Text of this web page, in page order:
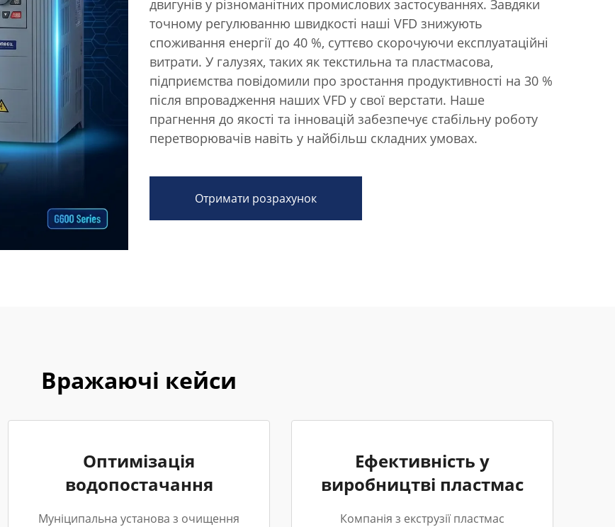
двигунів у різноманітних промислових застосуваннях. Завдяки
точному регулюванню швидкості наші VFD знижують
споживання енергії до 40 %, суттєво скорочуючи експлуатаційні
витрати. У галузях, таких як текстильна та пластмасова,
підприємства повідомили про зростання продуктивності на 30 %
після впровадження наших VFD у свої верстати. Наше
прагнення до якості та інновацій забезпечує стабільну роботу
перетворювачів навіть у найбільш складних умовах.
Отримати розрахунок
Вражаючі кейси
Оптимізація
водопостачання
Муніципальна установа з очищення
Ефективність у
виробництві пластмас
Компанія з екструзії пластмас